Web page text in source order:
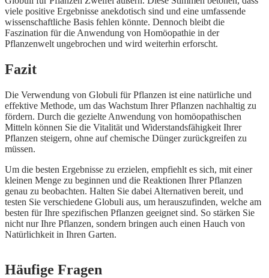
viele positive Ergebnisse anekdotisch sind und eine umfassende
wissenschaftliche Basis fehlen könnte. Dennoch bleibt die
Faszination für die Anwendung von Homöopathie in der
Pflanzenwelt ungebrochen und wird weiterhin erforscht.
Fazit
Die Verwendung von Globuli für Pflanzen ist eine natürliche und
effektive Methode, um das Wachstum Ihrer Pflanzen nachhaltig zu
fördern. Durch die gezielte Anwendung von homöopathischen
Mitteln können Sie die Vitalität und Widerstandsfähigkeit Ihrer
Pflanzen steigern, ohne auf chemische Dünger zurückgreifen zu
müssen.
Um die besten Ergebnisse zu erzielen, empfiehlt es sich, mit einer
kleinen Menge zu beginnen und die Reaktionen Ihrer Pflanzen
genau zu beobachten. Halten Sie dabei Alternativen bereit, und
testen Sie verschiedene Globuli aus, um herauszufinden, welche am
besten für Ihre spezifischen Pflanzen geeignet sind. So stärken Sie
nicht nur Ihre Pflanzen, sondern bringen auch einen Hauch von
Natürlichkeit in Ihren Garten.
Häufige Fragen